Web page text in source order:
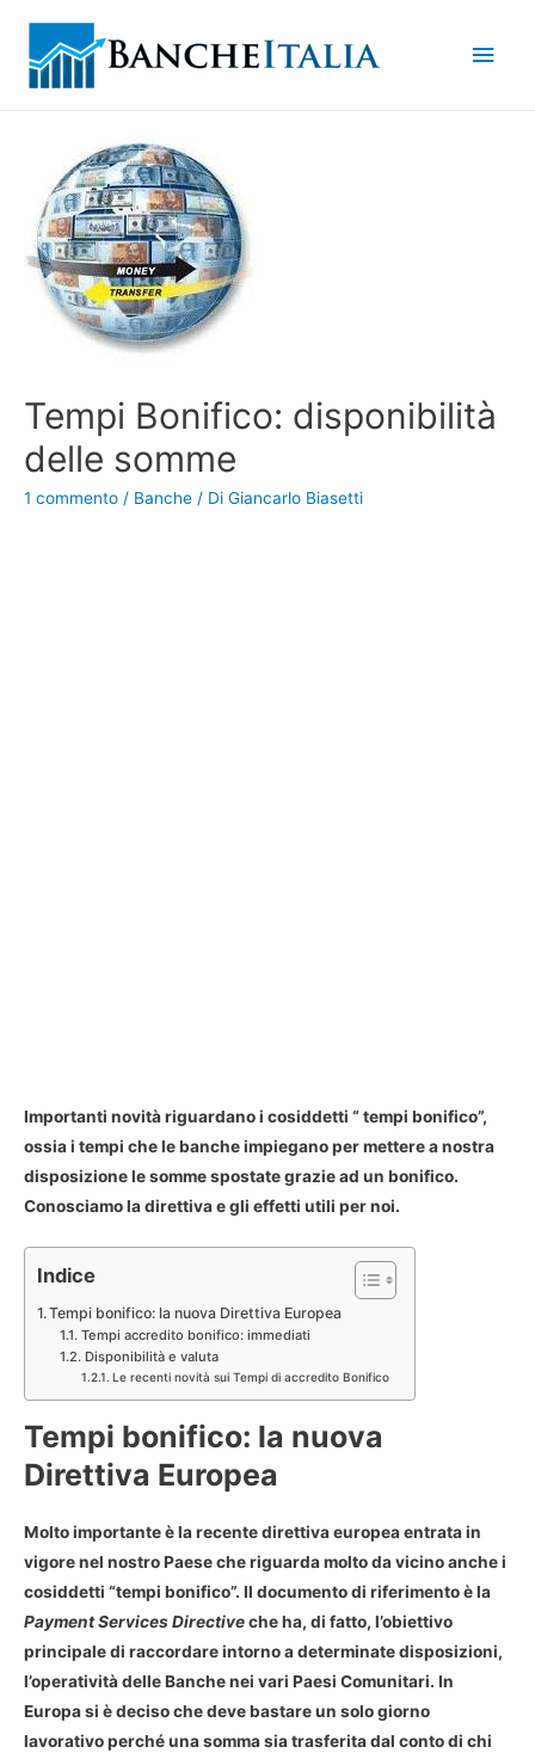
Tempi Bonifico: disponibilità
delle somme
1 commento / Banche / Di Giancarlo Biasetti
Importanti novità riguardano i cosiddetti “ tempi bonifico”,
ossia i tempi che le banche impiegano per mettere a nostra
disposizione le somme spostate grazie ad un bonifico.
Conosciamo la direttiva e gli effetti utili per noi.
Indice
Tempi bonifico: la nuova Direttiva Europea
Tempi accredito bonifico: immediati
Disponibilità e valuta
Le recenti novità sui Tempi di accredito Bonifico
Tempi bonifico: la nuova
Direttiva Europea
Molto importante è la recente direttiva europea entrata in
vigore nel nostro Paese che riguarda molto da vicino anche i
cosiddetti “tempi bonifico”. Il documento di riferimento è la
Payment Services Directiveche ha, di fatto, l’obiettivo
principale di raccordare intorno a determinate disposizioni,
l’operatività delle Banche nei vari Paesi Comunitari. In
Europa si è deciso che deve bastareun solo giorno
lavorativoperché una somma sia trasferita dal conto di chi